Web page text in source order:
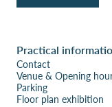
Practical
Contact
Venue & Opening
Parking
Floor plan exhibition